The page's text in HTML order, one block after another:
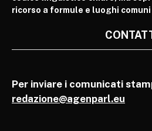
ricorso a formule e luoghi
Per inviare i comunicati
redazione@agenparl.eu